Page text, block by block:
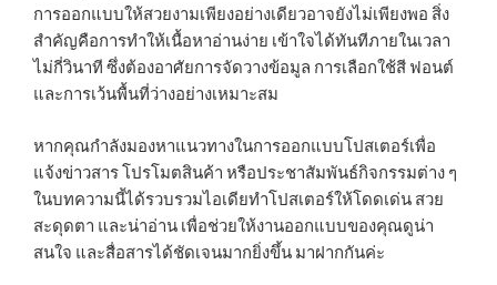
การออกแบบให้สวยงามเพียงอย่างเดียวอาจยังไม่เพียงพอ สิ่ง
สำคัญคือการทำให้เนื้อหาอ่านง่าย เข้าใจได้ทันทีภายในเวลา
ไม่กี่วินาที ซึ่งต้องอาศัยการจัดวางข้อมูล การเลือกใช้สี ฟอนต์
และการเว้นพื้นที่ว่างอย่างเหมาะสม
หากคุณกำลังมองหาแนวทางในการออกแบบโปสเตอร์เพื่อ
แจ้งข่าวสาร โปรโมตสินค้า หรือประชาสัมพันธ์กิจกรรมต่าง ๆ
ในบทความนี้ได้รวบรวมไอเดียทำโปสเตอร์ให้โดดเด่น สวย
สะดุดตา และน่าอ่าน เพื่อช่วยให้งานออกแบบของคุณดูน่า
สนใจ และสื่อสารได้ชัดเจนมากยิ่งขึ้น มาฝากกันค่ะ